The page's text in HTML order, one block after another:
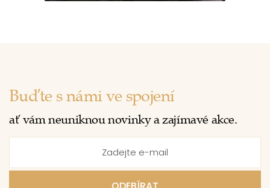
Buďte s námi ve spojení
ať vám neuniknou novinky a zajímavé akce.